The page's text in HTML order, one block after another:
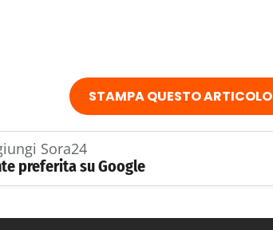
STAMPA QUESTO ARTICOLO
Sora24
preferita su Google